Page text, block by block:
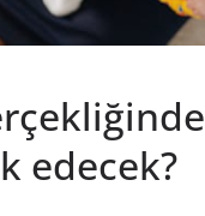
edecek?